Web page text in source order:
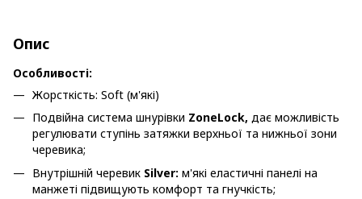
Опис
Особливості:
Жорсткість: Soft (м'які)
Подвійна система шнурівки ZoneLock, дає можливість
регулювати ступінь затяжки верхньої та нижньої зони
черевика;
Внутрішній черевик Silver: м'які еластичні панелі на
манжеті підвищують комфорт та гнучкість;